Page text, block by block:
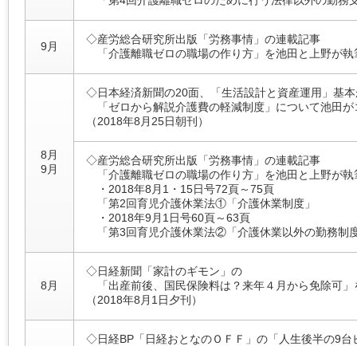
9月
◇産労総合研究所出版「労務事情」の連載記事
「介護離職ゼロの職場の作り方」を池田と上野が
8月
9月
◇日本経済新聞の20面、「生活設計と資産運用」基
「ゼロから解説介護費の軽減制度」について池田が
（2018年8月25日朝刊）
◇産労総合研究所出版「労務事情」の連載記事
「介護離職ゼロの職場の作り方」を池田と上野が
・2018年8月1・15日号72頁～75頁
「第2回育児介護休業法①「介護休業制度」
・2018年9月1日号60頁～63頁
「第3回育児介護休業法②「介護休業以外の勤務制
8月
◇日経新聞「家計のギモン」の
「出産前後、国民保険料は？来年４月から免除可
（2018年8月1日夕刊）
◇日経BP「日経おとなのＯＦＦ」の「人生後半の9台